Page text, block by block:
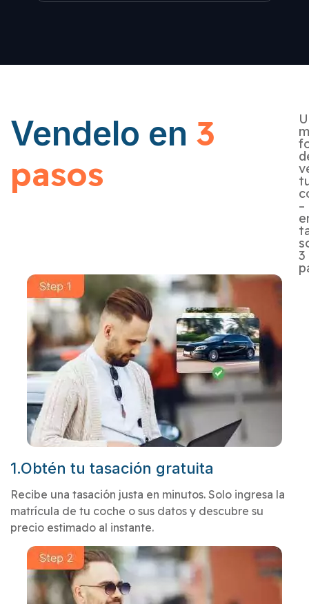
Vendelo en 3
pasos
–
3
1.Obtén tu tasación gratuita
Recibe una tasación justa en minutos. Solo ingresa la
matrícula de tu coche o sus datos y descubre su
precio estimado al instante.